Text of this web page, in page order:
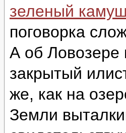
зеленый
поговорка
А об Ловозере
закрытый
же, как на
Земли